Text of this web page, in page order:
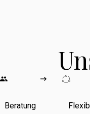
Beratung